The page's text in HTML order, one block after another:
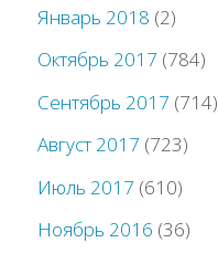
Январь 2018 (2)
Октябрь 2017 (784)
Сентябрь 2017 (714)
Август 2017 (723)
Июль 2017 (610)
Ноябрь 2016 (36)